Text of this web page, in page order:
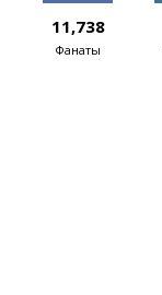
11,738
Фанаты